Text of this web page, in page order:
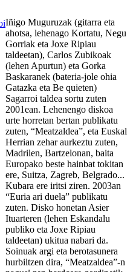
Iñigo Muguruzak (gitarra eta
ahotsa, lehenago Kortatu, Negu
Gorriak eta Joxe Ripiau
taldeetan), Carlos Zubikoak
(lehen Apurtun) eta Gorka
Baskaranek (bateria-jole ohia
Gatazka eta Be quieten)
Sagarroi taldea sortu zuten
2001ean. Lehenengo diskoa
urte horretan bertan publikatu
zuten, “Meatzaldea”, eta Euskal
Herrian zehar aurkeztu zuten,
Madrilen, Bartzelonan, baita
Europako beste hainbat tokitan
ere, Suitza, Zagreb, Belgrado...
Kubara ere iritsi ziren. 2003an
“Euria ari duela” publikatu
zuten. Disko honetan Asier
Ituarteren (lehen Eskandalu
publiko eta Joxe Ripiau
taldeetan) ukitua nabari da.
Soinuak argi eta berotasunera
hurbiltzen dira, “Meatzaldea”-n